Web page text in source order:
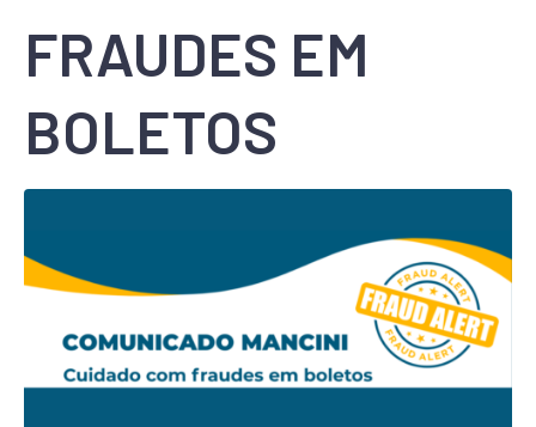
FRAUDES EM
BOLETOS